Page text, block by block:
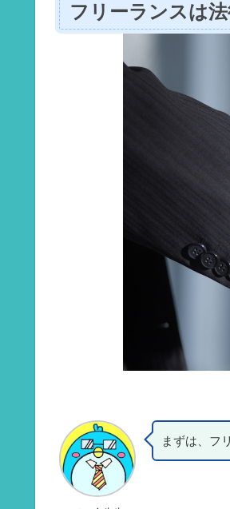
フリーランスは
まずは、フ